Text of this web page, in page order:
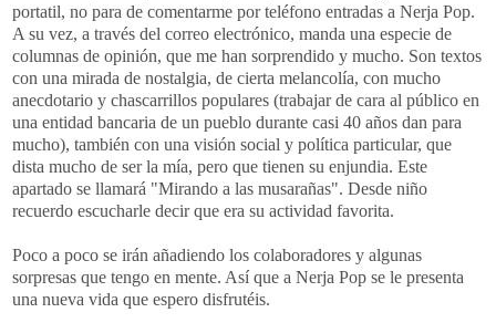
portatil, no para de comentarme por teléfono entradas a Nerja Pop.
A su vez, a través del correo electrónico, manda una especie de
columnas de opinión, que me han sorprendido y mucho. Son textos
con una mirada de nostalgia, de cierta melancolía, con mucho
anecdotario y chascarrillos populares (trabajar de cara al público en
una entidad bancaria de un pueblo durante casi 40 años dan para
mucho), también con una visión social y política particular, que
dista mucho de ser la mía, pero que tienen su enjundia. Este
apartado se llamará "Mirando a las musarañas". Desde niño
recuerdo escucharle decir que era su actividad favorita.
Poco a poco se irán añadiendo los colaboradores y algunas
sorpresas que tengo en mente. Así que a Nerja Pop se le presenta
una nueva vida que espero disfrutéis.